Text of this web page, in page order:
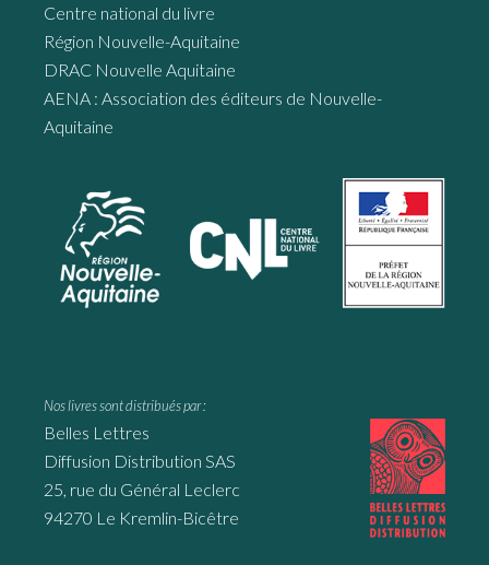
Centre national du livre
Région Nouvelle-Aquitaine
DRAC Nouvelle Aquitaine
AENA : Association des éditeurs de Nouvelle-
Aquitaine
Nos livres sont distribués par :
Belles Lettres
Diffusion Distribution SAS
25, rue du Général Leclerc
94270 Le Kremlin-Bicêtre